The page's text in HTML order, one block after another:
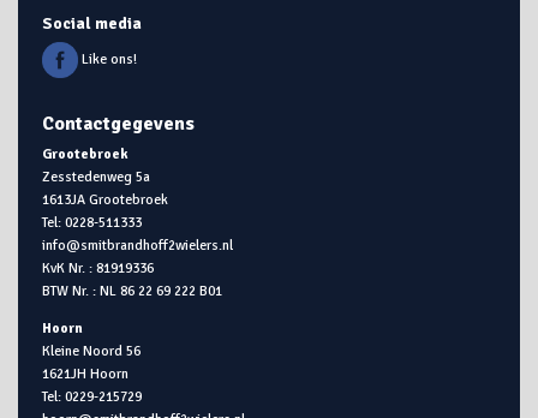
Social media
Like ons!
Contactgegevens
Grootebroek
Zesstedenweg 5a
1613JA Grootebroek
Tel: 0228-511333
info@smitbrandhoff2wielers.nl
KvK Nr. : 81919336
BTW Nr. : NL 86 22 69 222 B01
Hoorn
Kleine Noord 56
1621JH Hoorn
Tel: 0229-215729